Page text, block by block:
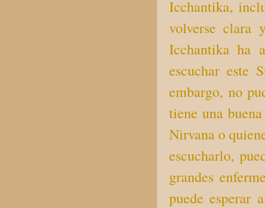
Icchantika,
volverse clara
Icchantika ha
escuchar este
embargo, no
tiene una
Nirvana o
escucharlo,
grandes
puede esperar